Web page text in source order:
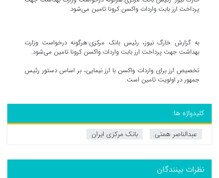
پرداخت ارز بابت واردات واکسن کرونا تامین می‌شود.
به گزارش خارگ نیوز، رئیس بانک مرکزی:هرگونه درخواست وزارت
بهداشت جهت پرداخت ارز بابت واردات واکسن کرونا تامین می‌شود.
تخصیص ارز برای واردات واکسن با ارز نیمایی، بر اساس دستور رئیس
جمهور در اولویت تامین است.
کلیدواژه ها:
عبدالناصر همتی
بانک مرکزی ایران
نظرات بینندگان